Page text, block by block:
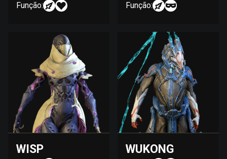
Função: Função:
WISP WUKONG